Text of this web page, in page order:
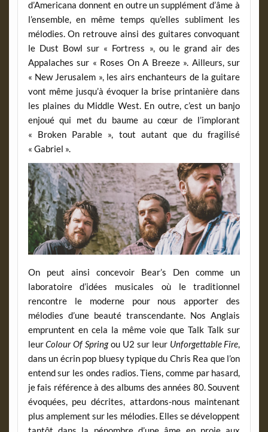
d’Americana donnent en outre un supplément d’âme à
l’ensemble, en même temps qu’elles subliment les
mélodies. On retrouve ainsi des guitares convoquant
le Dust Bowl sur « Fortress », ou le grand air des
Appalaches sur « Roses On A Breeze ». Ailleurs, sur
« New Jerusalem », les airs enchanteurs de la guitare
vont même jusqu’à évoquer la brise printanière dans
les plaines du Middle West. En outre, c’est un banjo
enjoué qui met du baume au cœur de l’implorant
« Broken Parable », tout autant que du fragilisé
« Gabriel ».
On peut ainsi concevoir Bear’s Den comme un
laboratoire d’idées musicales où le traditionnel
rencontre le moderne pour nous apporter des
mélodies d’une beauté transcendante. Nos Anglais
empruntent en cela la même voie que Talk Talk sur
leurColour Of Springou U2 sur leur Unforgettable Fire,
dans un écrin pop bluesy typique du Chris Rea que l’on
entend sur les ondes radios. Tiens, comme par hasard,
je fais référence à des albums des années 80. Souvent
évoquées, peu décrites, attardons-nous maintenant
plus amplement sur les mélodies. Elles se développent